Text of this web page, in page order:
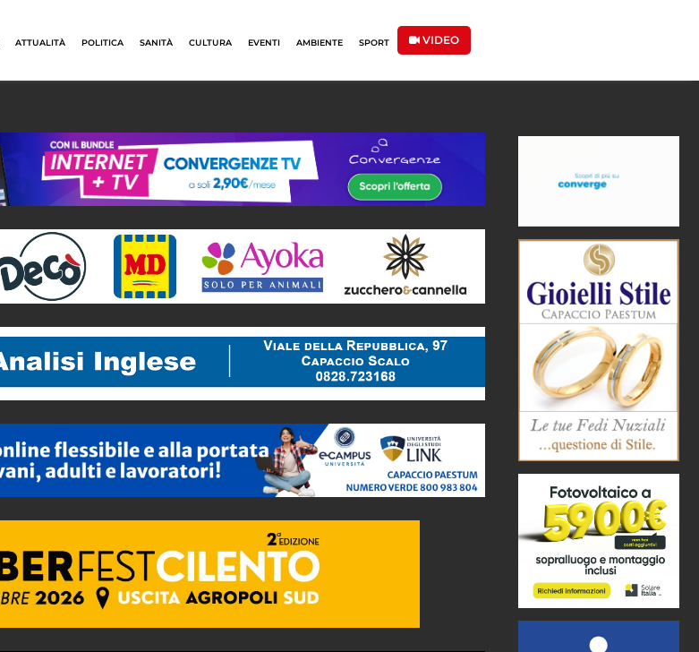
ATTUALITÀ POLITICA SANITÀ CULTURA EVENTI AMBIENTE SPORT VIDEO